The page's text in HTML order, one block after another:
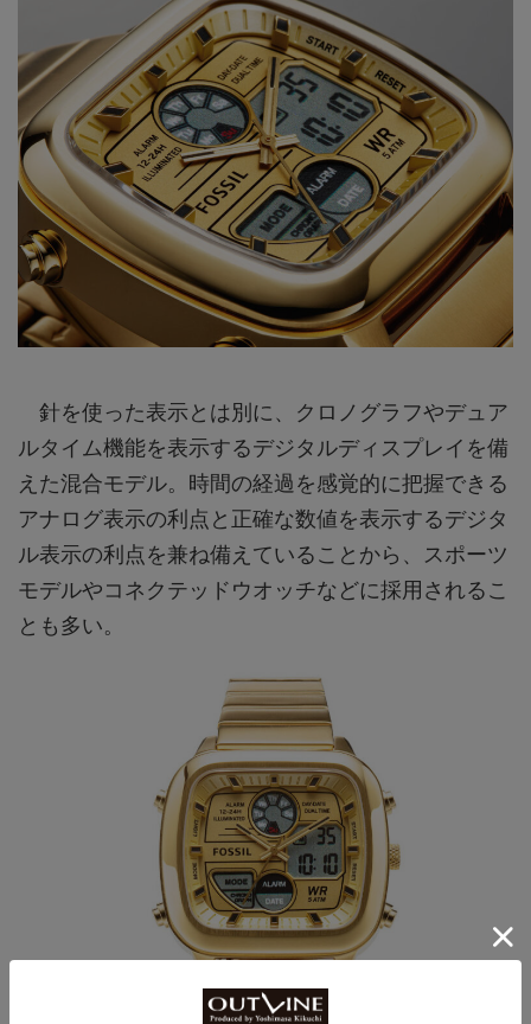
針を使った表示とは別に、クロノグラフやデュア
ルタイム機能を表示するデジタルディスプレイを備
えた混合モデル。時間の経過を感覚的に把握できる
アナログ表示の利点と正確な数値を表示するデジタ
ル表示の利点を兼ね備えていることから、スポーツ
モデルやコネクテッドウオッチなどに採用されるこ
とも多い。